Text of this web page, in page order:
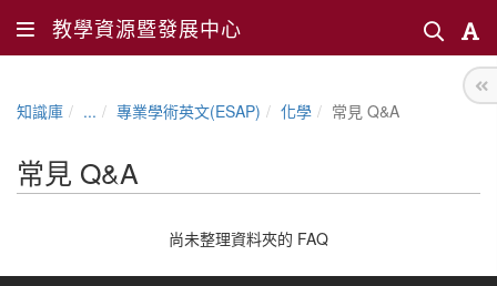
教學資源暨發展中心
知識庫 ... 專業學術英文(ESAP) 化學 常見 Q&A
常見 Q&A
尚未整理資料夾的 FAQ